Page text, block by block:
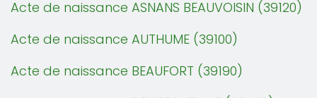
Acte de naissance ASNANS BEAUVOISIN (39120)
Acte de naissance AUTHUME (39100)
Acte de naissance BEAUFORT (39190)